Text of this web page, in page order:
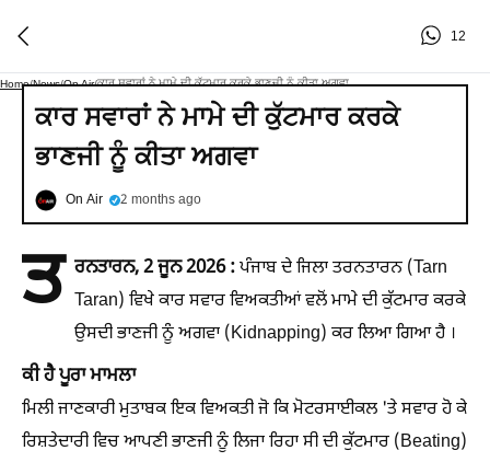
12
Home/News/On Air/ਕਾਰ ਸਵਾਰਾਂ ਨੇ ਮਾਮੇ ਦੀ ਕੁੱਟਮਾਰ ਕਰਕੇ ਭਾਣਜੀ ਨੂੰ ਕੀਤਾ ਅਗਵਾ
ਕਾਰ ਸਵਾਰਾਂ ਨੇ ਮਾਮੇ ਦੀ ਕੁੱਟਮਾਰ ਕਰਕੇ
ਭਾਣਜੀ ਨੂੰ ਕੀਤਾ ਅਗਵਾ
On Air 2 months ago
ਤ ਰਨਤਾਰਨ, 2 ਜੂਨ 2026 :ਪੰਜਾਬ ਦੇ ਜਿਲਾ ਤਰਨਤਾਰਨ (Tarn
Taran) ਵਿਖੇ ਕਾਰ ਸਵਾਰ ਵਿਅਕਤੀਆਂ ਵਲੋਂ ਮਾਮੇ ਦੀ ਕੁੱਟਮਾਰ ਕਰਕੇ
ਉਸਦੀ ਭਾਣਜੀ ਨੂੰ ਅਗਵਾ (Kidnapping) ਕਰ ਲਿਆ ਗਿਆ ਹੈ ।
ਕੀ ਹੈ ਪੂਰਾ ਮਾਮਲਾ
ਮਿਲੀ ਜਾਣਕਾਰੀ ਮੁਤਾਬਕ ਇਕ ਵਿਅਕਤੀ ਜੋ ਕਿ ਮੋਟਰਸਾਈਕਲ 'ਤੇ ਸਵਾਰ ਹੋ ਕੇ
ਰਿਸ਼ਤੇਦਾਰੀ ਵਿਚ ਆਪਣੀ ਭਾਣਜੀ ਨੂੰ ਲਿਜਾ ਰਿਹਾ ਸੀ ਦੀ ਕੁੱਟਮਾਰ (Beating)